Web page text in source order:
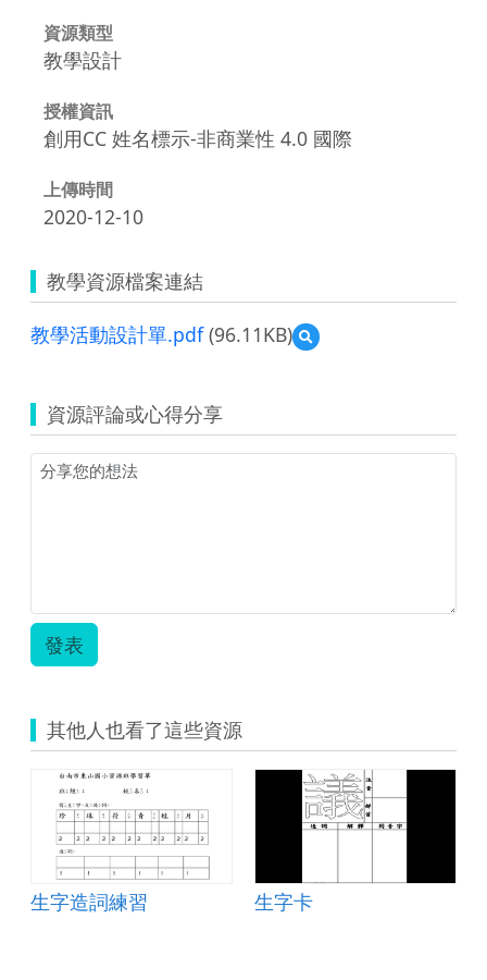
資源類型
教學設計
授權資訊
創用CC 姓名標示-非商業性 4.0 國際
上傳時間
2020-12-10
教學資源檔案連結
教學活動設計單.pdf(96.11KB)
預
覽
動
設
資源評論或心得分享
發表
其他人也看了這些資源
生字造詞練習 生字卡